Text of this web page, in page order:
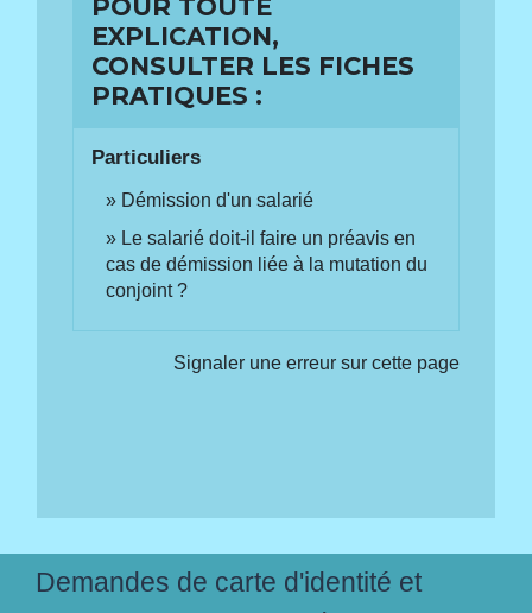
POUR TOUTE
EXPLICATION,
CONSULTER LES FICHES
PRATIQUES :
Particuliers
Démission d'un salarié
Le salarié doit-il faire un préavis en
cas de démission liée à la mutation du
conjoint ?
Signaler une erreur sur cette page
Demandes de carte d'identité et